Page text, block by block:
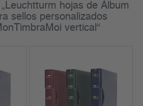
hojas de Álbum
sellos personalizados
vertical“